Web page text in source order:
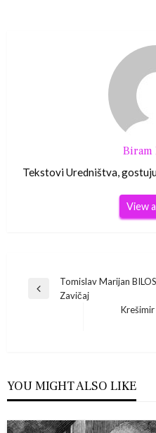
Biram
Tekstovi Uredništva,
View
Navigacija
Previous
Tomislav Marijan
Zavičaj
YOU MIGHT ALSO LIKE